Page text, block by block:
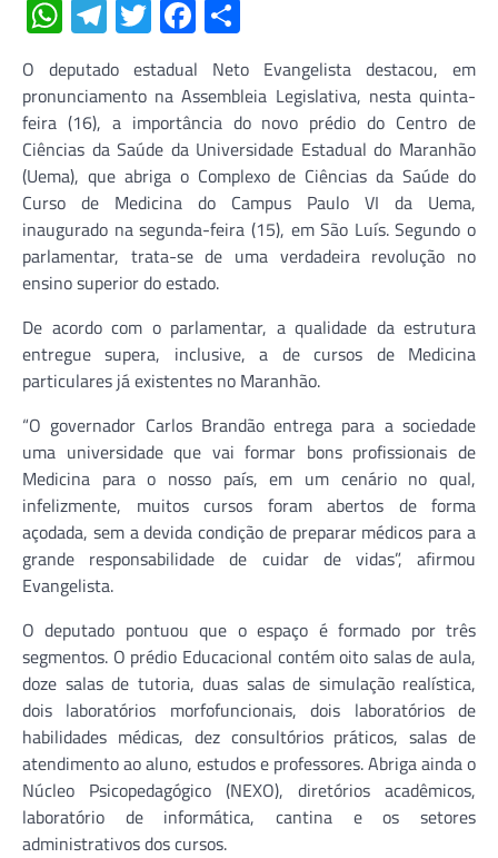
WhatsApp
Telegram
TwitterFacebook
O deputado estadual Neto Evangelista destacou, em
pronunciamento na Assembleia Legislativa, nesta quinta-
feira (16), a importância do novo prédio do Centro de
Ciências da Saúde da Universidade Estadual do Maranhão
(Uema), que abriga o Complexo de Ciências da Saúde do
Curso de Medicina do Campus Paulo VI da Uema,
inaugurado na segunda-feira (15), em São Luís. Segundo o
parlamentar, trata-se de uma verdadeira revolução no
ensino superior do estado.
De acordo com o parlamentar, a qualidade da estrutura
entregue supera, inclusive, a de cursos de Medicina
particulares já existentes no Maranhão.
“O governador Carlos Brandão entrega para a sociedade
uma universidade que vai formar bons profissionais de
Medicina para o nosso país, em um cenário no qual,
infelizmente, muitos cursos foram abertos de forma
açodada, sem a devida condição de preparar médicos para a
grande responsabilidade de cuidar de vidas”, afirmou
Evangelista.
O deputado pontuou que o espaço é formado por três
segmentos. O prédio Educacional contém oito salas de aula,
doze salas de tutoria, duas salas de simulação realística,
dois laboratórios morfofuncionais, dois laboratórios de
habilidades médicas, dez consultórios práticos, salas de
atendimento ao aluno, estudos e professores. Abriga ainda o
Núcleo Psicopedagógico (NEXO), diretórios acadêmicos,
laboratório de informática, cantina e os setores
administrativos dos cursos.